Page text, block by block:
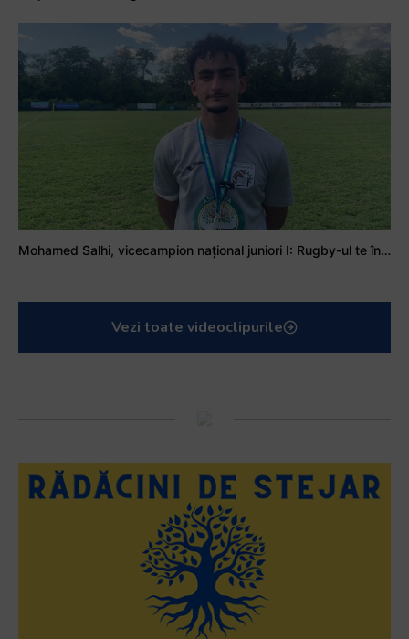
Mohamed Salhi, vicecampion național juniori I: Rugby-ul te învață să accepți și înfrângerile
Vezi toate videoclipurile